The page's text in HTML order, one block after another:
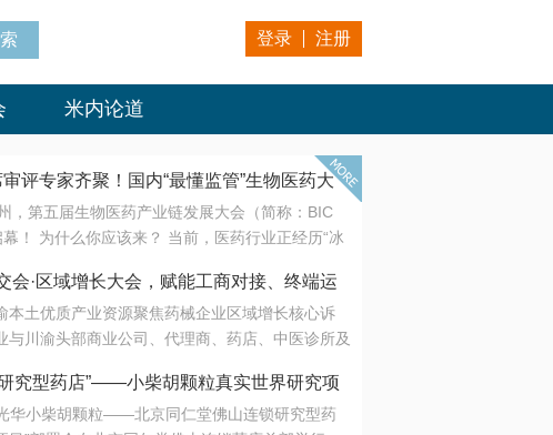
登录 注册
米内论道
评专家齐聚！国内“最懂监管”生物医药大
，第五届生物医药产业链发展大会（简称：BIC
！ 为什么你应该来？ 当前，医药行业正经历“冰
效率；另一端是创新药“最后一公里”的支付与入院
的产业生态。 同质化“内卷”已无出路，全产业链协
才是破局关键。 本届大会以 “重构生态，定义未
创新、复杂药物制剂、CGT、多肽与小核酸的技
的柔性智造。 我们致力于打破壁垒，让“实验
会·区域增长大会，赋能工商对接、终端运
本土优质产业资源聚焦药械企业区域增长核心诉
与川渝头部商业公司、代理商、药店、中医诊所及
南市场战略布局
究型药店”——小柴胡颗粒真实世界研究项
佛山连锁启动
华小柴胡颗粒——北京同仁堂佛山连锁研究型药